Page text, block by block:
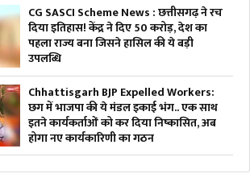
CG SASCI Scheme News : छत्तीसगढ़ ने रच
दिया इतिहास! केंद्र ने दिए 50 करोड़, देश का
पहला राज्य बना जिसने हासिल की ये बड़ी
उपलब्धि
Chhattisgarh BJP Expelled Workers:
छग में भाजपा की ये मंडल इकाई भंग.. एक साथ
इतने कार्यकर्ताओं को कर दिया निष्कासित, अब
होगा नए कार्यकारिणी का गठन